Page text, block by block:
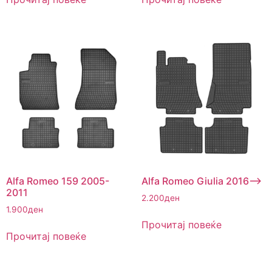
Alfa Romeo 159 2005-
2011
1.900ден
Прочитај повеќе
Alfa Romeo Giulia 2016–>
2.200ден
Прочитај повеќе